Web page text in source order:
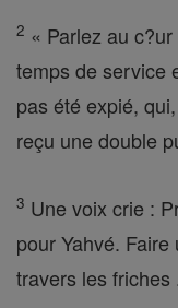
2 « Parlez au
temps de service
pas été expié,
reçu une double
3 Une voix crie :
pour Yahvé.
travers les friches